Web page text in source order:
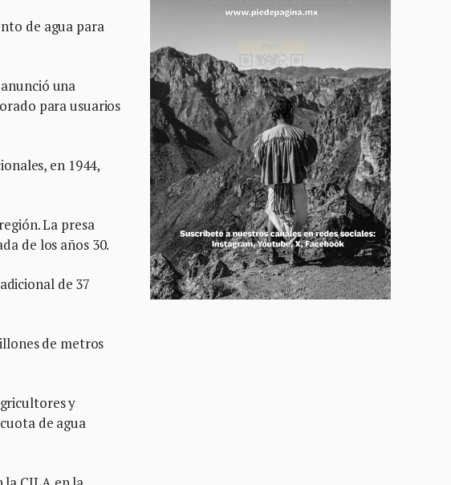
de agua para
una
para usuarios
en 1944,
La presa
de los años 30.
de 37
de metros
y
de agua